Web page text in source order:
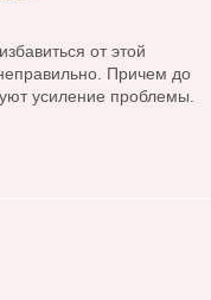
от этой
Причем до
усиление проблемы.